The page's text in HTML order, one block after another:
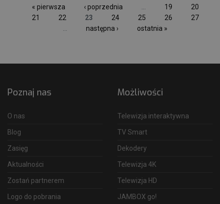
« pierwsza ‹ poprzednia 19
20
21
22 23 24 25 26
27
następna › ostatnia »
Poznaj nas
O nas
Blog
Zasięg
Aktualności
Zostań partnerem
Logo do pobrania
Możliwości
Telewizja interaktywna
TV Smart
Dekodery
Telewizja 4K
Telewizja HD
JAMBOX go!